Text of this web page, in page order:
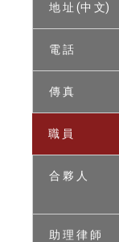
地 址 (中 文)
電 話
傳 真
職 員
合 夥 人
助 理 律 師